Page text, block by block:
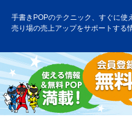
手書きPOPのテクニック、すぐに使
売り場の売上アップをサポートする